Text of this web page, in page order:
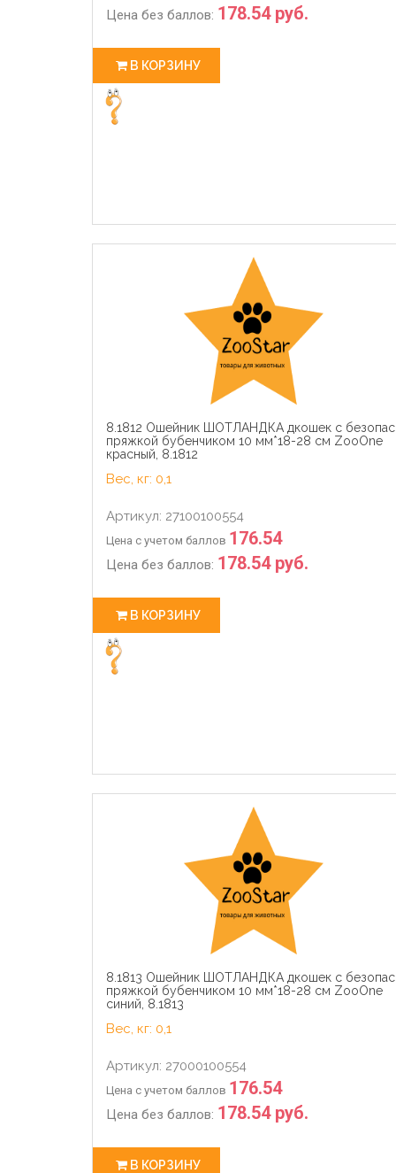
Цена без баллов: 178.54 руб.
В КОРЗИНУ
8.1812 Ошейник ШОТЛАНДКА дкошек с
пряжкой бубенчиком 10 мм*18-28 см ZooOne
красный, 8.1812
Вес, кг: 0,1
Артикул: 27100100554
Цена с учетом баллов 176.54
Цена без баллов: 178.54 руб.
В КОРЗИНУ
8.1813 Ошейник ШОТЛАНДКА дкошек с
пряжкой бубенчиком 10 мм*18-28 см ZooOne
синий, 8.1813
Вес, кг: 0,1
Артикул: 27000100554
Цена с учетом баллов 176.54
Цена без баллов: 178.54 руб.
В КОРЗИНУ